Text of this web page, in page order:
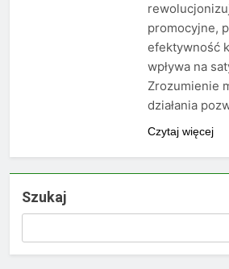
promocyjne,
efektywność
wpływa na
Zrozumienie
działania
Czytaj więcej
Szukaj